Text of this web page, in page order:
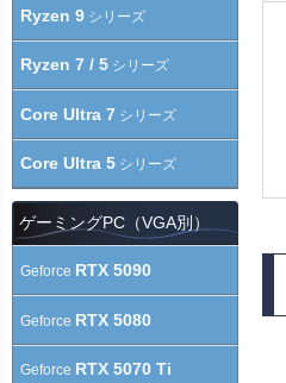
Ryzen 9 シリーズ
Ryzen 7 / 5 シリーズ
Core Ultra 7 シリーズ
Core Ultra 5 シリーズ
ゲーミングPC（VGA別）
Geforce RTX 5090
Geforce RTX 5080
Geforce RTX 5070 Ti